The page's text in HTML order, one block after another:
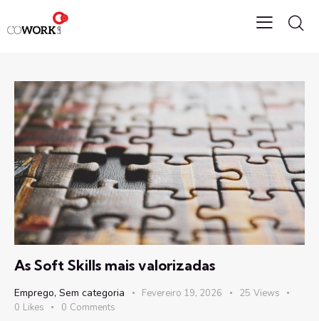
As Soft Skills mais valorizadas
Emprego, Sem categoria Fevereiro 19, 2026 25 Views
0 Likes 0 Comments